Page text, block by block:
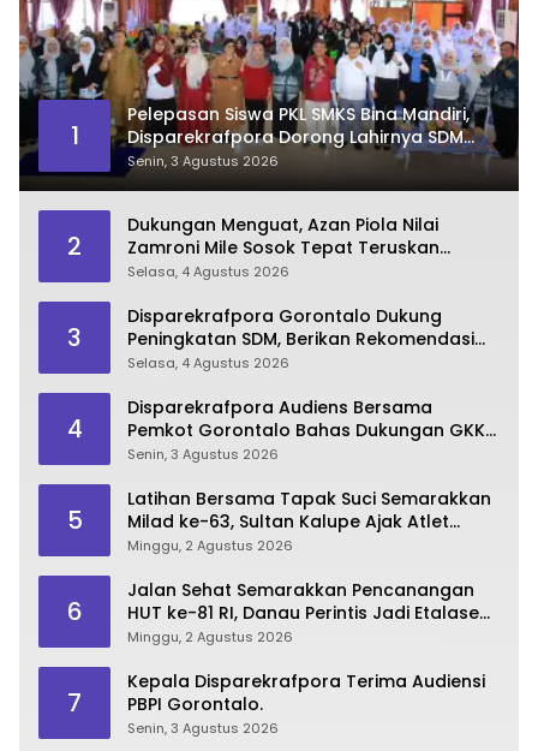
1
Pelepasan Siswa PKL SMKS Bina Mandiri,
Disparekrafpora Dorong Lahirnya SDM
Pariwisata Unggul
Senin, 3 Agustus 2026
2
Dukungan Menguat, Azan Piola Nilai
Zamroni Mile Sosok Tepat Teruskan
Pembangunan Bone Bolango
Selasa, 4 Agustus 2026
3
Disparekrafpora Gorontalo Dukung
Peningkatan SDM, Berikan Rekomendasi
Studi S3 bagi Pegawai
Selasa, 4 Agustus 2026
4
Disparekrafpora Audiens Bersama
Pemkot Gorontalo Bahas Dukungan GKK
2026
Senin, 3 Agustus 2026
5
Latihan Bersama Tapak Suci Semarakkan
Milad ke-63, Sultan Kalupe Ajak Atlet
Lestarikan Budaya Bela Diri
Minggu, 2 Agustus 2026
6
Jalan Sehat Semarakkan Pencanangan
HUT ke-81 RI, Danau Perintis Jadi Etalase
Wisata Gorontalo
Minggu, 2 Agustus 2026
7
Kepala Disparekrafpora Terima Audiensi
PBPI Gorontalo.
Senin, 3 Agustus 2026